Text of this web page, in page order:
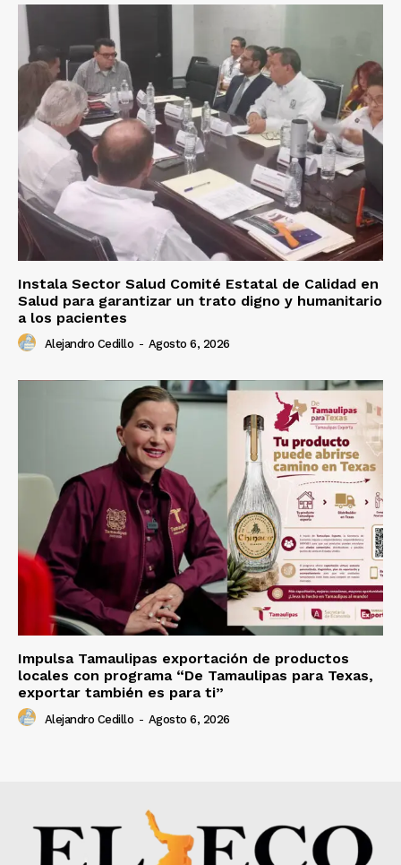
Instala Sector Salud Comité Estatal de Calidad en
Salud para garantizar un trato digno y humanitario
a los pacientes
Alejandro Cedillo - Agosto 6, 2026
Impulsa Tamaulipas exportación de productos
locales con programa “De Tamaulipas para Texas,
exportar también es para ti”
Alejandro Cedillo - Agosto 6, 2026